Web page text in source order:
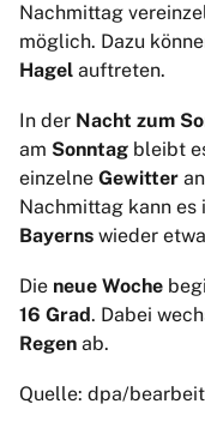
Nachmittag
möglich. Dazu
Hagel auftreten.
In der Nacht zum
am Sonntag bleibt
einzelne Gewitter
Nachmittag kann es
Bayerns wieder
Die neue Woche
16 Grad. Dabei
Regen ab.
Quelle: dpa/